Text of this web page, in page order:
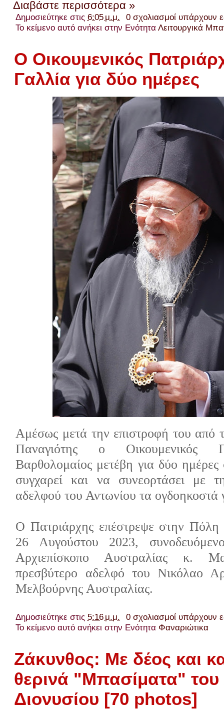
Διαβάστε περισσότερα »
Δημοσιεύτηκε στις6:05 μ.μ.
0 σχολιασμοί υπάρχουν
Το κείμενο αυτό ανήκει στην ΕνότηταΛειτουργικά
Ο Οικουμενικός
Γαλλία για δύο ημέρες
Αμέσως μετά την επιστροφή του
Παναγιότης ο Οικουμενικός
Βαρθολομαίος μετέβη για δύο
συγχαρεί και να συνεορτάσει με
αδελφού του Αντωνίου τα ογδοηκοστά
Ο Πατριάρχης επέστρεψε στην
26 Αυγούστου 2023,
Αρχιεπίσκοπο Αυστραλίας κ.
πρεσβύτερο αδελφό του Νικόλαο
Μελβούρνης Αυστραλίας.
Δημοσιεύτηκε στις 5:16 μ.μ.
0 σχολιασμοί υπάρχουν
Το κείμενο αυτό ανήκει στην Ενότητα Φαναριώτικα
Ζάκυνθος: Με δέος και
θερινά "Μπασίματα" του
Διονυσίου [70 photos]